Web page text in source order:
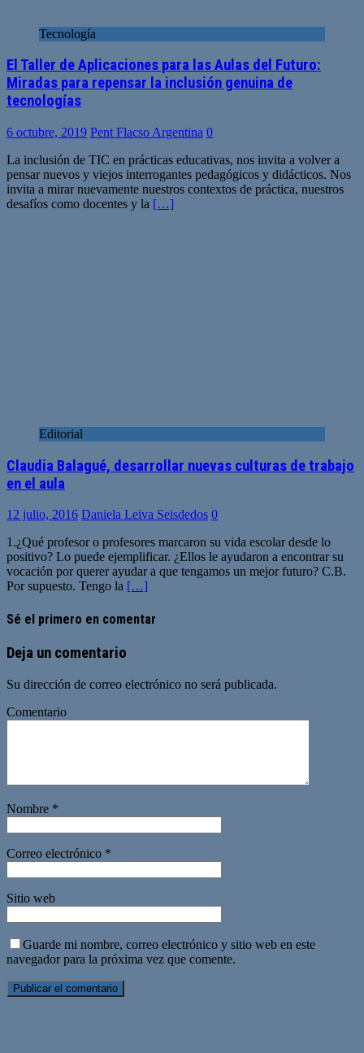
Tecnología
El Taller de Aplicaciones para las Aulas del Futuro:
Miradas para repensar la inclusión genuina de
tecnologías
6 octubre, 2019 Pent Flacso Argentina 0
La inclusión de TIC en prácticas educativas, nos invita a volver a
pensar nuevos y viejos interrogantes pedagógicos y didácticos. Nos
invita a mirar nuevamente nuestros contextos de práctica, nuestros
desafíos como docentes y la […]
Editorial
Claudia Balagué, desarrollar nuevas culturas de trabajo
en el aula
12 julio, 2016 Daniela Leiva Seisdedos 0
1.¿Qué profesor o profesores marcaron su vida escolar desde lo
positivo? Lo puede ejemplificar. ¿Ellos le ayudaron a encontrar su
vocación por querer ayudar a que tengamos un mejor futuro? C.B.
Por supuesto. Tengo la […]
Sé el primero en comentar
Deja un comentario
Su dirección de correo electrónico no será publicada.
Comentario
Nombre *
Correo electrónico *
Sitio web
Guarde mi nombre, correo electrónico y sitio web en este
navegador para la próxima vez que comente.